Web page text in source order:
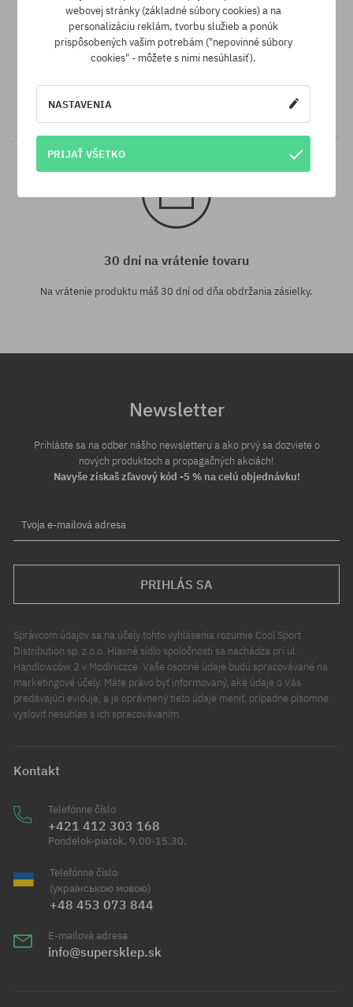
Záruka najnižšej ceny
inom e-shope a s nižšou cenou - špeciálne pre Teba znížime jeho
30 dní na vrátenie tovaru
Na vrátenie produktu máš 30 dní od dňa obdržania zásielky.
Newsletter
Prihláste sa na odber nášho newsletteru a ako prvý sa dozviete o
nových produktoch a propagačných akciách!
Navyše získaš zľavový kód -5 % na celú objednávku!
Tvoja e-mailová adresa
PRIHLÁS SA
Správcom údajov sa na účely tohto vyhlásenia rozumie Cool Sport
Distribution sp. z o.o. Hlavné sídlo spoločnosti sa nachádza pri ul.
Handlowców 2 v Modlniczce. Vaše osobné údaje budú spracovávané na
marketingové účely. Máte právo byť informovaný, aké údaje o Vás
predávajúci eviduje, a je oprávnený tieto údaje meniť, prípadne písomne
vysloviť nesúhlas s ich spracovávaním.
Kontakt
Telefónne číslo
+421 412 303 168
Pondelok-piatok, 9.00-15.30.
Telefónne číslo
(українською мовою)
+48 453 073 844
E-mailová adresa
info@supersklep.sk
webovej stránky (základné súbory cookies) a na
personalizáciu reklám, tvorbu služieb a ponúk
prispôsobených vašim potrebám ("nepovinné súbory
cookies" - môžete s nimi nesúhlasiť).
NASTAVENIA
PRIJAŤ VŠETKO